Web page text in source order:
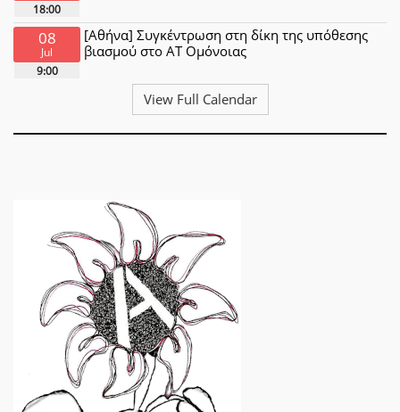
18:00
08
Jul
9:00
[Αθήνα] Συγκέντρωση στη δίκη της υπόθεσης
βιασμού στο ΑΤ Ομόνοιας
View Full Calendar